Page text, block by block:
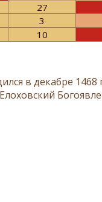
27
3
10
в декабре 1468